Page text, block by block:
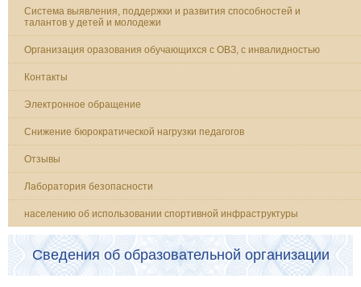
Система выявления, поддержки и развития способностей и
талантов у детей и молодежи
Организация оразования обучающихся с ОВЗ, с инвалидностью
Контакты
Электронное обращение
Снижение бюрократической нагрузки педагогов
Отзывы
Лаборатория безопасности
населению об использовании спортивной инфраструктуры
Сведения об образовательной организации